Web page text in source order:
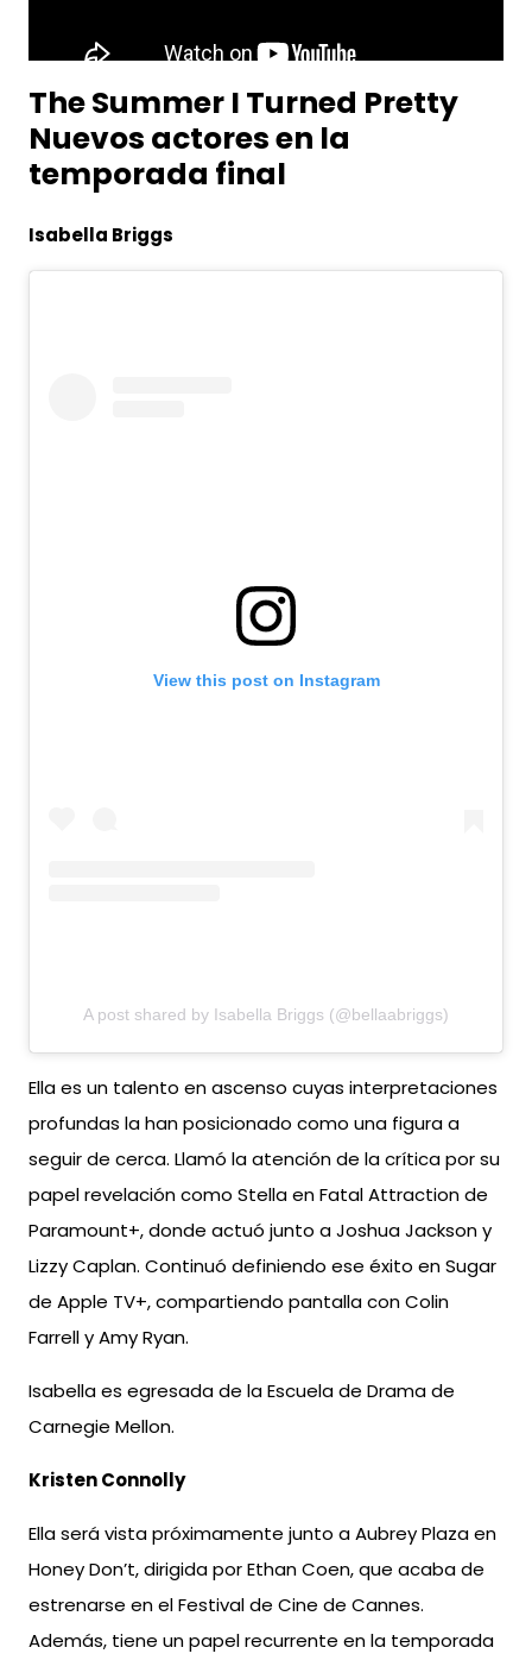
The Summer I Turned Pretty
Nuevos actores en la
temporada final
Isabella Briggs
View this post on Instagram
A post shared by Isabella Briggs (@bellaabriggs)
Ella es un talento en ascenso cuyas interpretaciones
profundas la han posicionado como una figura a
seguir de cerca. Llamó la atención de la crítica por su
papel revelación como Stella en Fatal Attraction de
Paramount+, donde actuó junto a Joshua Jackson y
Lizzy Caplan. Continuó definiendo ese éxito en Sugar
de Apple TV+, compartiendo pantalla con Colin
Farrell y Amy Ryan.
Isabella es egresada de la Escuela de Drama de
Carnegie Mellon.
Kristen Connolly
Ella será vista próximamente junto a Aubrey Plaza en
Honey Don’t, dirigida por Ethan Coen, que acaba de
estrenarse en el Festival de Cine de Cannes.
Además, tiene un papel recurrente en la temporada